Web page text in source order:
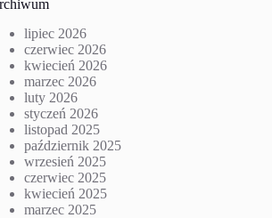
lipiec 2026
czerwiec 2026
kwiecień 2026
marzec 2026
luty 2026
styczeń 2026
listopad 2025
październik 2025
wrzesień 2025
czerwiec 2025
kwiecień 2025
marzec 2025